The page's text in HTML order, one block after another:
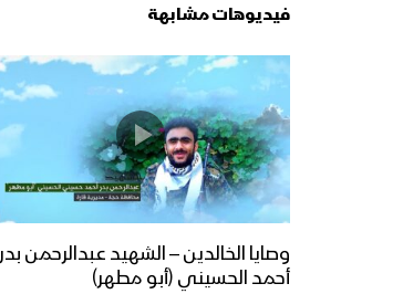
فيديوهات مشابهة
وصايا الخالدين – الشهيد عبدالرحمن بدر
أحمد الحسيني (أبو مطهر)